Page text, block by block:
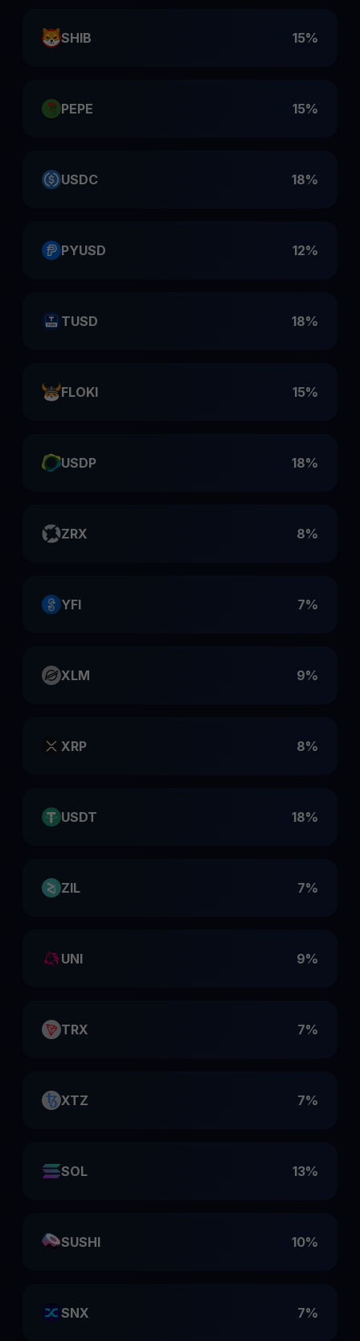
SHIB 15%
PEPE 15%
USDC 18%
PYUSD 12%
TUSD 18%
FLOKI 15%
USDP 18%
ZRX 8%
YFI 7%
XLM 9%
XRP 8%
USDT 18%
ZIL 7%
UNI 9%
TRX 7%
XTZ 7%
SOL 13%
SUSHI 10%
SNX 7%